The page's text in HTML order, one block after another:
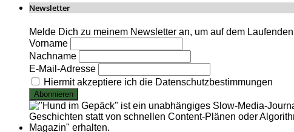
Newsletter
Melde Dich zu meinem Newsletter an, um auf dem
Vorname
Nachname
E-Mail-Adresse
Hiermit akzeptiere ich die Datenschutzbestimmungen